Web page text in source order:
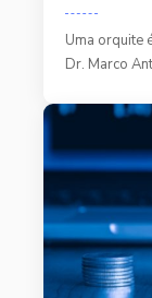
Uma orquite
Dr. Marco